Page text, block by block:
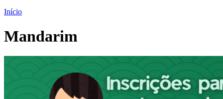
Início
Mandarim